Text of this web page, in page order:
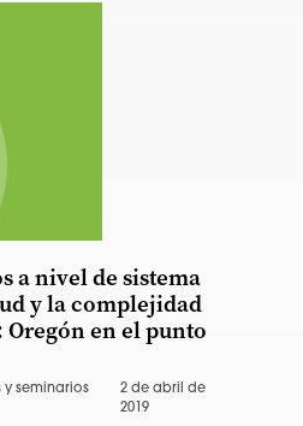
a nivel de sistema
y la complejidad
en el punto
y seminarios
2 de abril de
2019